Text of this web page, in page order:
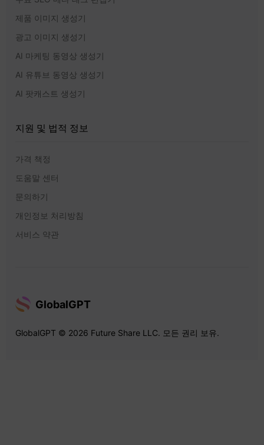
제품 이미지 생성기
광고 이미지 생성기
AI 마케팅 동영상 생성기
AI 유튜브 동영상 생성기
AI 팟캐스트 생성기
지원 및 법적 정보
가격 책정
도움말 센터
문의하기
개인정보 처리방침
서비스 약관
GlobalGPT
GlobalGPT © 2026 Future Share LLC. 모든 권리 보유.